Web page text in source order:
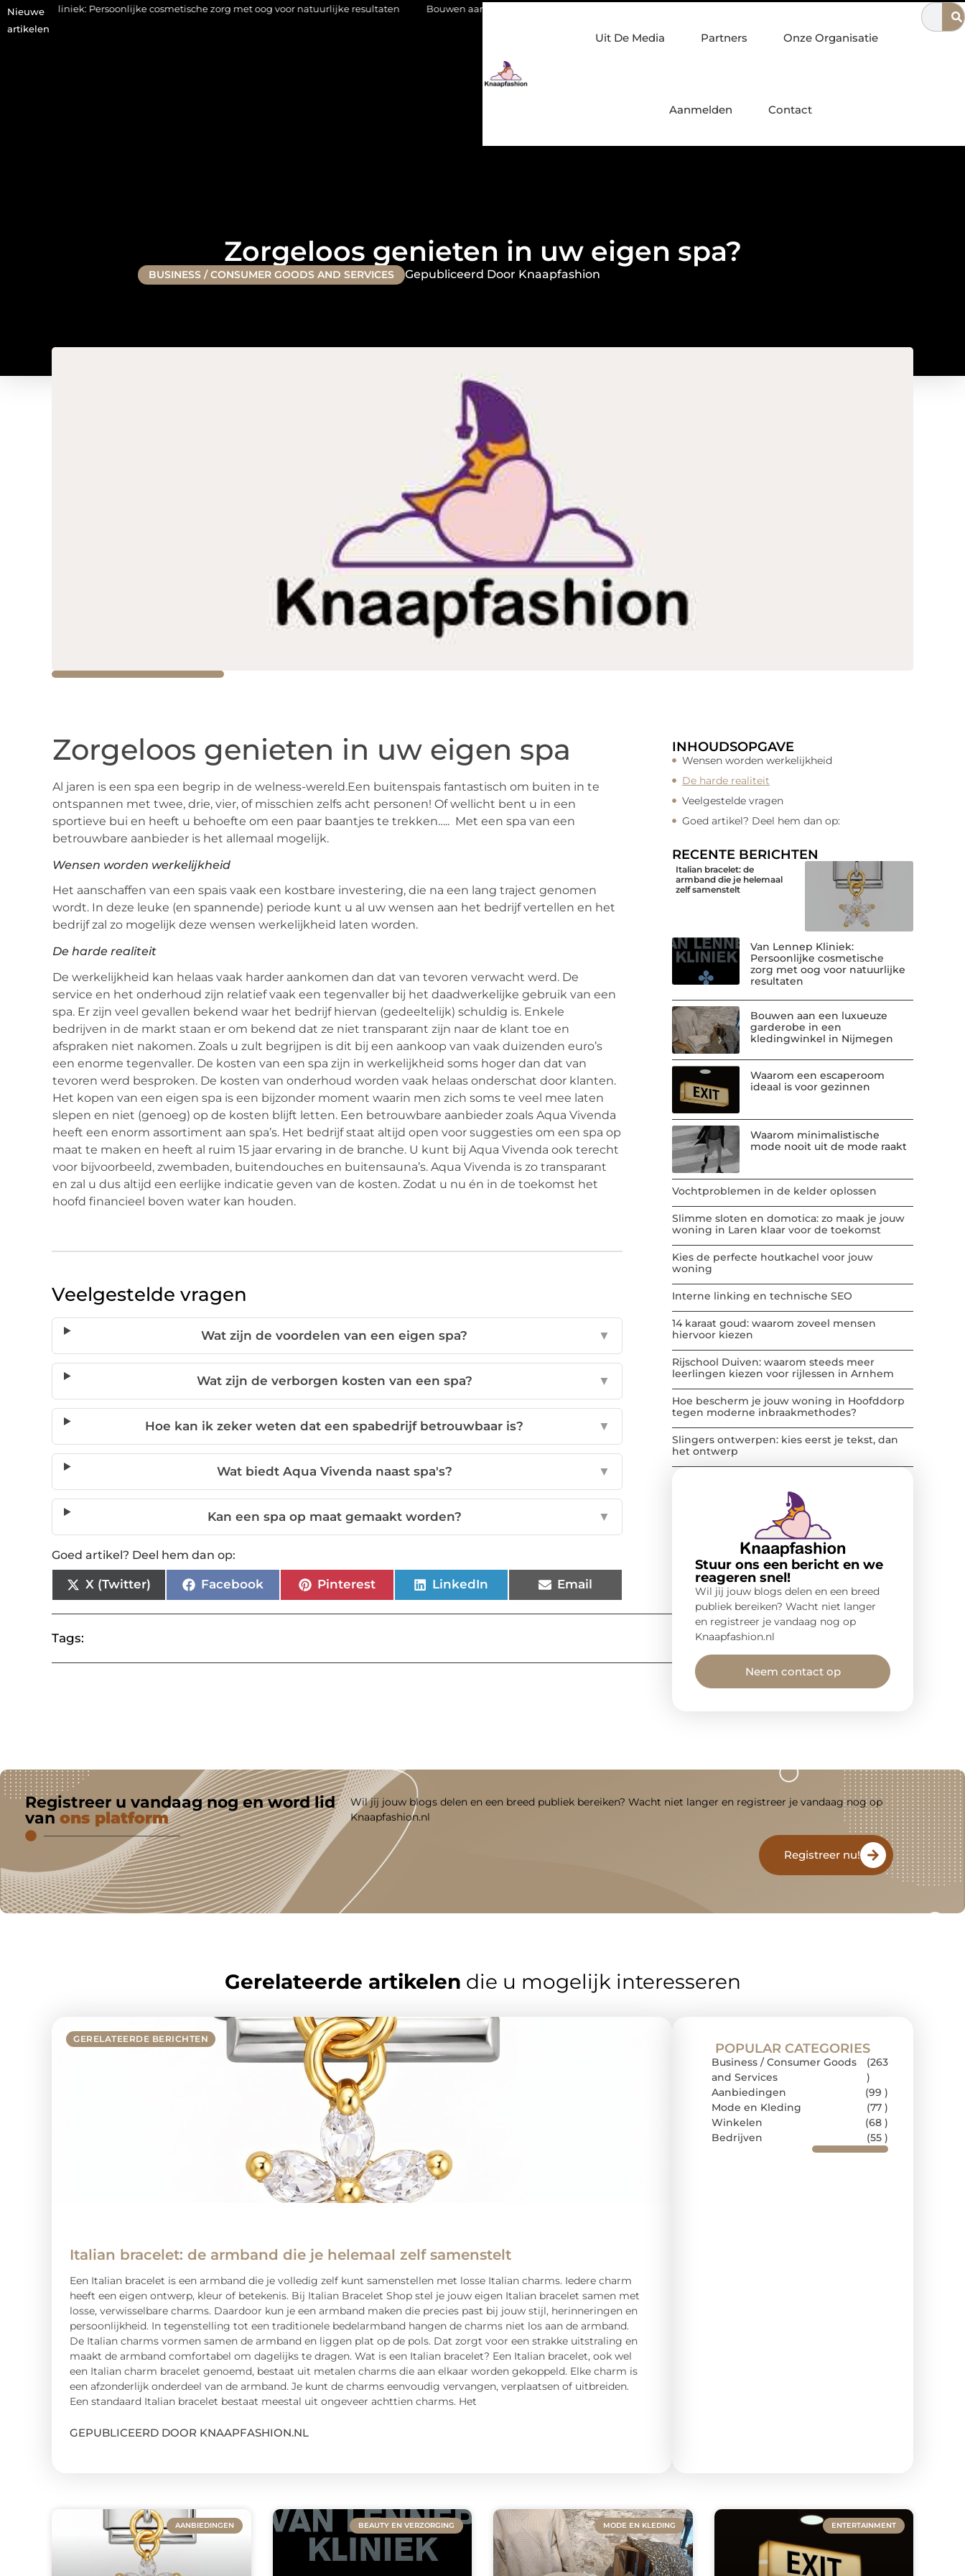
Nieuwe
artikelen
Persoonlijke cosmetische zorg met oog voor natuurlijke resultaten Bouwen aan een luxueuze garderobe in een kledingwinkel in Nijmegen Waarom een escaperoom ideaal is voor gezinnen
Uit De Media Partners Onze Organisatie
Aanmelden Contact
Zorgeloos genieten in uw eigen spa?
BUSINESS / CONSUMER GOODS AND SERVICES Gepubliceerd Door Knaapfashion
Zorgeloos genieten in uw eigen spa
Al jaren is een spa een begrip in de welness-wereld.Een buitenspais fantastisch om buiten in te
ontspannen met twee, drie, vier, of misschien zelfs acht personen! Of wellicht bent u in een
sportieve bui en heeft u behoefte om een paar baantjes te trekken….. Met een spa van een
betrouwbare aanbieder is het allemaal mogelijk.
Wensen worden werkelijkheid
Het aanschaffen van een spais vaak een kostbare investering, die na een lang traject genomen
wordt. In deze leuke (en spannende) periode kunt u al uw wensen aan het bedrijf vertellen en het
bedrijf zal zo mogelijk deze wensen werkelijkheid laten worden.
De harde realiteit
De werkelijkheid kan helaas vaak harder aankomen dan dat van tevoren verwacht werd. De
service en het onderhoud zijn relatief vaak een tegenvaller bij het daadwerkelijke gebruik van een
spa. Er zijn veel gevallen bekend waar het bedrijf hiervan (gedeeltelijk) schuldig is. Enkele
bedrijven in de markt staan er om bekend dat ze niet transparant zijn naar de klant toe en
afspraken niet nakomen. Zoals u zult begrijpen is dit bij een aankoop van vaak duizenden euro’s
een enorme tegenvaller. De kosten van een spa zijn in werkelijkheid soms hoger dan dat van
tevoren werd besproken. De kosten van onderhoud worden vaak helaas onderschat door klanten.
Het kopen van een eigen spa is een bijzonder moment waarin men zich soms te veel mee laten
slepen en niet (genoeg) op de kosten blijft letten. Een betrouwbare aanbieder zoals Aqua Vivenda
heeft een enorm assortiment aan spa’s. Het bedrijf staat altijd open voor suggesties om een spa op
maat te maken en heeft al ruim 15 jaar ervaring in de branche. U kunt bij Aqua Vivenda ook terecht
voor bijvoorbeeld, zwembaden, buitendouches en buitensauna’s. Aqua Vivenda is zo transparant
en zal u dus altijd een eerlijke indicatie geven van de kosten. Zodat u nu én in de toekomst het
hoofd financieel boven water kan houden.
Veelgestelde vragen
Wat zijn de voordelen van een eigen spa? ▼
Wat zijn de verborgen kosten van een spa? ▼
Hoe kan ik zeker weten dat een spabedrijf betrouwbaar is? ▼
Wat biedt Aqua Vivenda naast spa's? ▼
Kan een spa op maat gemaakt worden? ▼
Goed artikel? Deel hem dan op:
X (Twitter) Facebook Pinterest LinkedIn Email
Tags:
INHOUDSOPGAVE
Wensen worden werkelijkheid
De harde realiteit
Veelgestelde vragen
Goed artikel? Deel hem dan op:
RECENTE BERICHTEN
Italian bracelet: de
armband die je helemaal
zelf samenstelt
Van Lennep Kliniek:
Persoonlijke cosmetische
zorg met oog voor natuurlijke
resultaten
Bouwen aan een luxueuze
garderobe in een
kledingwinkel in Nijmegen
Waarom een escaperoom
ideaal is voor gezinnen
Waarom minimalistische
mode nooit uit de mode raakt
Vochtproblemen in de kelder oplossen
Slimme sloten en domotica: zo maak je jouw
woning in Laren klaar voor de toekomst
Kies de perfecte houtkachel voor jouw
woning
Interne linking en technische SEO
14 karaat goud: waarom zoveel mensen
hiervoor kiezen
Rijschool Duiven: waarom steeds meer
leerlingen kiezen voor rijlessen in Arnhem
Hoe bescherm je jouw woning in Hoofddorp
tegen moderne inbraakmethodes?
Slingers ontwerpen: kies eerst je tekst, dan
het ontwerp
Stuur ons een bericht en we
reageren snel!
Wil jij jouw blogs delen en een breed
publiek bereiken? Wacht niet langer
en registreer je vandaag nog op
Knaapfashion.nl
Neem contact op
Registreer u vandaag nog en word lid
van ons platform
Wil jij jouw blogs delen en een breed publiek bereiken? Wacht niet langer en registreer je vandaag nog op
Knaapfashion.nl
Registreer nu!
Gerelateerde artikelen die u mogelijk interesseren
GERELATEERDE BERICHTEN
Italian bracelet: de armband die je helemaal zelf samenstelt
Een Italian bracelet is een armband die je volledig zelf kunt samenstellen met losse Italian charms. Iedere charm
heeft een eigen ontwerp, kleur of betekenis. Bij Italian Bracelet Shop stel je jouw eigen Italian bracelet samen met
losse, verwisselbare charms. Daardoor kun je een armband maken die precies past bij jouw stijl, herinneringen en
persoonlijkheid. In tegenstelling tot een traditionele bedelarmband hangen de charms niet los aan de armband.
De Italian charms vormen samen de armband en liggen plat op de pols. Dat zorgt voor een strakke uitstraling en
maakt de armband comfortabel om dagelijks te dragen. Wat is een Italian bracelet? Een Italian bracelet, ook wel
een Italian charm bracelet genoemd, bestaat uit metalen charms die aan elkaar worden gekoppeld. Elke charm is
een afzonderlijk onderdeel van de armband. Je kunt de charms eenvoudig vervangen, verplaatsen of uitbreiden.
Een standaard Italian bracelet bestaat meestal uit ongeveer achttien charms. Het
GEPUBLICEERD DOOR KNAAPFASHION.NL
POPULAR CATEGORIES
Business / Consumer Goods
and Services
(263
)
Aanbiedingen
(99 )
Mode en Kleding
(77 )
Winkelen
(68 )
Bedrijven
(55 )
AANBIEDINGEN BEAUTY EN VERZORGING MODE EN KLEDING ENTERTAINMENT